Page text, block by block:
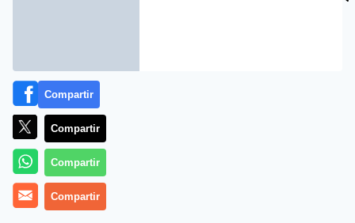
Compartir
Compartir
Compartir
Compartir